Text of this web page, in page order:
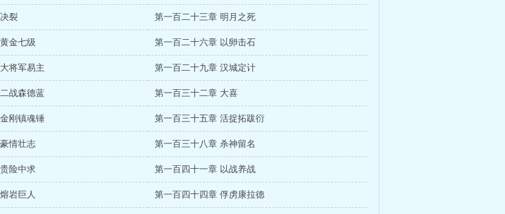
裂 第一百二十三章 明月之死
金七级 第一百二十六章 以卵击石
将军易主 第一百二十九章 汉城定计
战森德蓝 第一百三十二章 大喜
刚镇魂锤 第一百三十五章 活捉拓跋衍
情壮志 第一百三十八章 杀神留名
险中求 第一百四十一章 以战养战
岩巨人 第一百四十四章 俘虏康拉德